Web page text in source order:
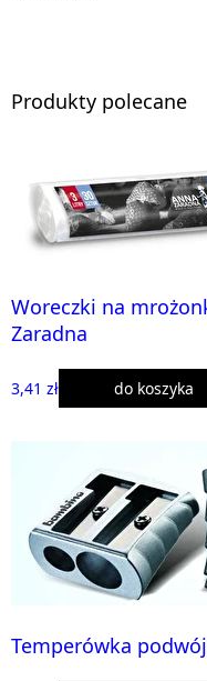
Produkty polecane
Woreczki na
Zaradna
3,41 zł do koszyka
Temperówka